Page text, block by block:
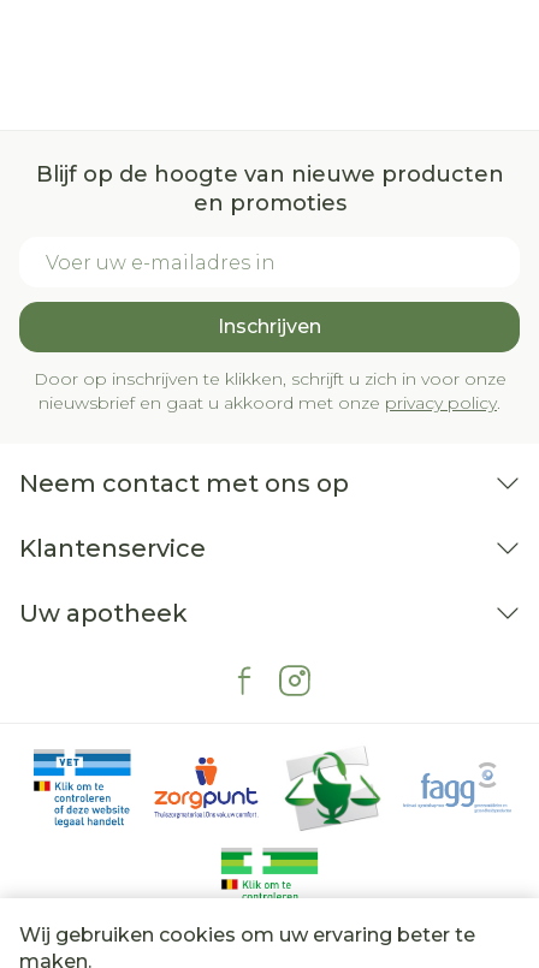
Wij gebruiken cookies om uw ervaring beter te
maken.
Blijf op de hoogte van nieuwe producten
en promoties
Inschrijven
Door op inschrijven te klikken, schrijft u zich in voor onze
nieuwsbrief en gaat u akkoord met onze privacy policy.
Neem contact met ons op
Klantenservice
Uw apotheek
Juridische links